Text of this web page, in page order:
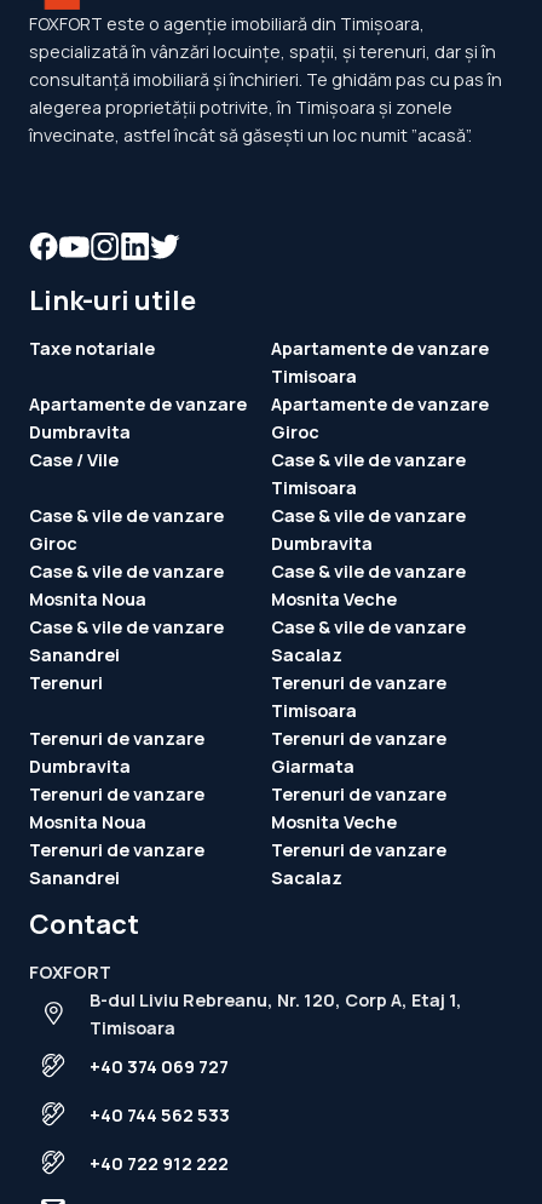
FOXFORT este o agenție imobiliară din Timișoara,
specializată în vânzări locuințe, spații, și terenuri, dar și în
consultanță imobiliară și închirieri. Te ghidăm pas cu pas în
alegerea proprietății potrivite, în Timișoara și zonele
învecinate, astfel încât să găsești un loc numit ”acasă”.
Link-uri utile
Taxe notariale
Apartamente de vanzare
Timisoara
Apartamente de vanzare
Dumbravita
Apartamente de vanzare
Giroc
Case / Vile
Case & vile de vanzare
Timisoara
Case & vile de vanzare
Giroc
Case & vile de vanzare
Dumbravita
Case & vile de vanzare
Mosnita Noua
Case & vile de vanzare
Mosnita Veche
Case & vile de vanzare
Sanandrei
Case & vile de vanzare
Sacalaz
Terenuri
Terenuri de vanzare
Timisoara
Terenuri de vanzare
Dumbravita
Terenuri de vanzare
Giarmata
Terenuri de vanzare
Mosnita Noua
Terenuri de vanzare
Mosnita Veche
Terenuri de vanzare
Sanandrei
Terenuri de vanzare
Sacalaz
Contact
FOXFORT
B-dul Liviu Rebreanu, Nr. 120, Corp A, Etaj 1,
Timisoara
+40 374 069 727
+40 744 562 533
+40 722 912 222